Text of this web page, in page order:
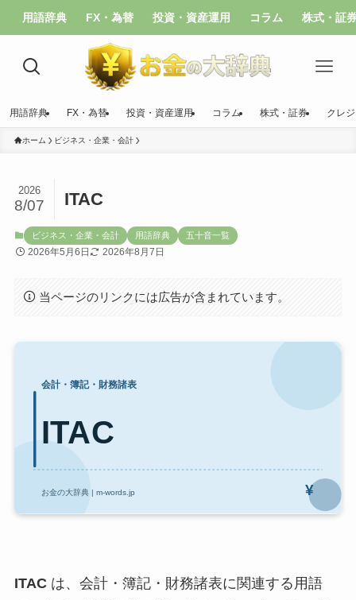
用語辞典 FX・為替 投資・資産運用 コラム 株式・証
用語辞典 FX・為替 投資・資産運用 コラム 株式・証券 クレ
ホーム ビジネス・企業・会計
ITAC
2026
8/07
ビジネス・企業・会計 用語辞典 五十音一覧
2026年5月6日 2026年8月7日
当ページのリンクには広告が含まれています。
ITACは、会計・簿記・財務諸表に関連する用語